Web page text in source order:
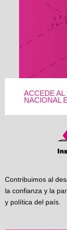
ACCEDE AL
NACIONAL
Contribuimos al
la confianza y la
y política del país.